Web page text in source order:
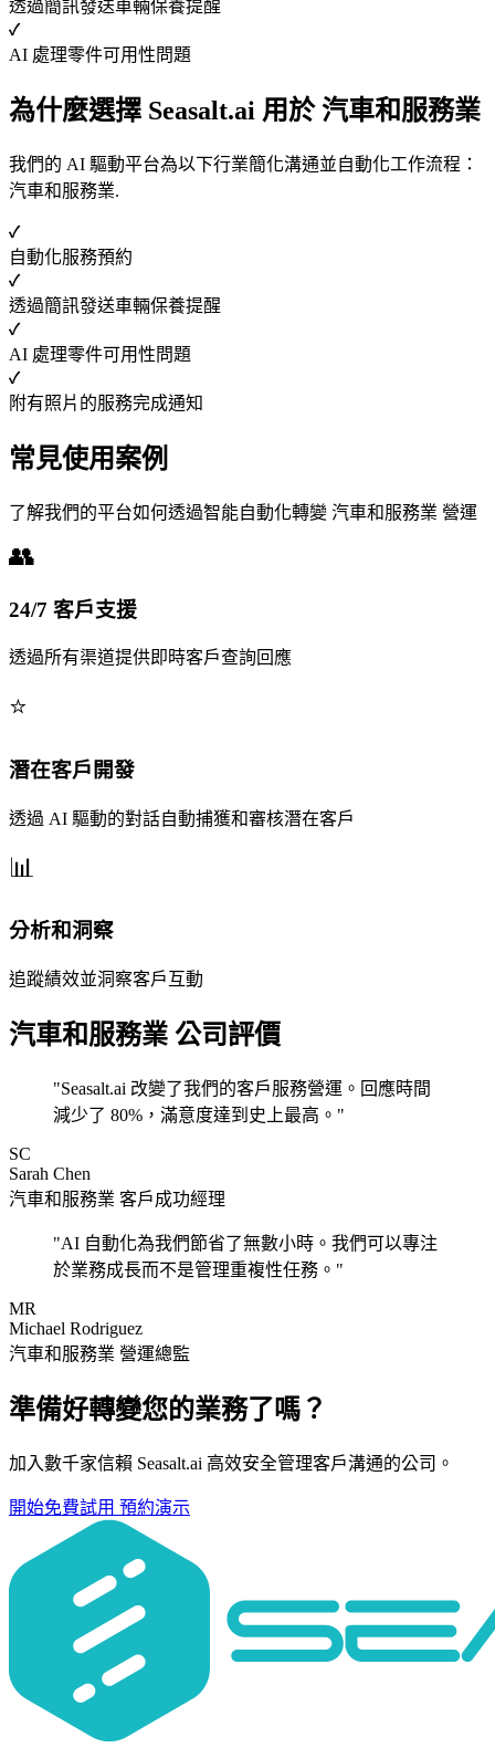
透過簡訊發送車輛保養提醒
AI 處理零件可用性問題
為什麼選擇 Seasalt.ai 用於 汽車和服務業
我們的 AI 驅動平台為以下行業簡化溝通並自動化工作流程：
汽車和服務業.
自動化服務預約
透過簡訊發送車輛保養提醒
AI 處理零件可用性問題
附有照片的服務完成通知
常見使用案例
了解我們的平台如何透過智能自動化轉變 汽車和服務業 營運
24/7 客戶支援
透過所有渠道提供即時客戶查詢回應
潛在客戶開發
透過 AI 驅動的對話自動捕獲和審核潛在客戶
分析和洞察
追蹤績效並洞察客戶互動
汽車和服務業 公司評價
"Seasalt.ai 改變了我們的客戶服務營運。回應時間
減少了 80%，滿意度達到史上最高。"
SC
Sarah Chen
汽車和服務業 客戶成功經理
"AI 自動化為我們節省了無數小時。我們可以專注
於業務成長而不是管理重複性任務。"
MR
Michael Rodriguez
汽車和服務業 營運總監
準備好轉變您的業務了嗎？
加入數千家信賴 Seasalt.ai 高效安全管理客戶溝通的公司。
開始免費試用 預約演示